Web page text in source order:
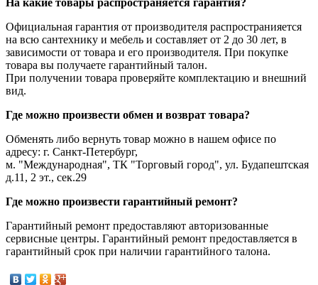
На какие товары распространяется гарантия?
Официальная гарантия от производителя распространияется
на всю сантехнику и мебель и составляет от 2 до 30 лет, в
зависимости от товара и его производителя. При покупке
товара вы получаете гарантийный талон.
При получении товара проверяйте комплектацию и внешний
вид.
Где можно произвести обмен и возврат товара?
Обменять либо вернуть товар можно в нашем офисе по
адресу: г. Санкт-Петербург,
м. "Международная", ТК "Торговый город", ул. Будапештская
д.11, 2 эт., сек.29
Где можно произвести гарантийный ремонт?
Гарантийный ремонт предоставляют авторизованные
сервисные центры. Гарантийный ремонт предоставляется в
гарантийный срок при наличии гарантийного талона.